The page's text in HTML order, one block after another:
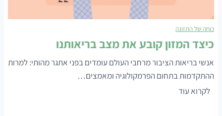
נ
ת
י
י
ם
כוחה של התזונה
כיצד המזון קובע את מצב בריאותנו
אנשי בריאות הציבור מרחבי העולם עומדים בפני אתגר מהותי: למרות
ההתקדמות בתחום הפרמקולוגיה ומאמצים…
לקרוא עוד